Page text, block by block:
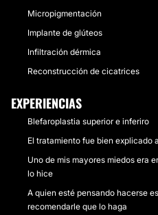
Micropigmentación
Implante de glúteos
Infiltración dérmica
Reconstrucción de cicatrices
EXPERIENCIAS
Blefaroplastia superior e inferiro
El tratamiento fue bien explicado
Uno de mis mayores miedos era
lo hice
A quien esté pensando hacerse
recomendarle que lo haga